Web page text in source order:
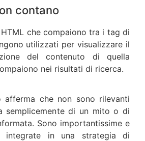
contano
che compaiono tra i tag di
utilizzati per visualizzare il
del contenuto di quella
nei risultati di ricerca.
afferma che non sono rilevanti
semplicemente di un mito o di
Sono importantissime e
integrate in una strategia di